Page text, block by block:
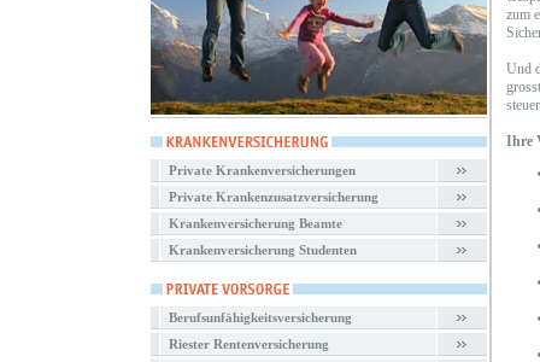
Private Krankenversicherungen
Private Krankenzusatzversicherung
Krankenversicherung Beamte
Krankenversicherung Studenten
Berufsunfähigkeitsversicherung
Riester Rentenversicherung
zum
Und
Ihre